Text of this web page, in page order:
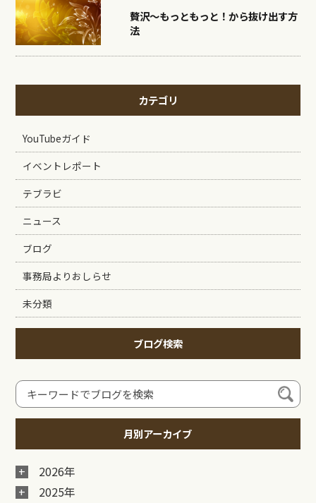
贅沢〜もっともっと！から抜け出す方
法
カテゴリ
YouTubeガイド
イベントレポート
テブラビ
ニュース
ブログ
事務局よりおしらせ
未分類
ブログ検索
月別アーカイブ
2026年
2025年